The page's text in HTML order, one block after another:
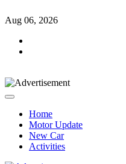
Aug 06, 2026
Home
Motor Update
New Car
Activities